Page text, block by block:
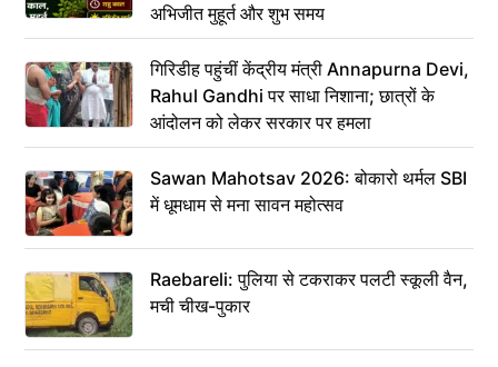
अभिजीत मुहूर्त और शुभ समय
गिरिडीह पहुंचीं केंद्रीय मंत्री Annapurna Devi,
Rahul Gandhi पर साधा निशाना; छात्रों के
आंदोलन को लेकर सरकार पर हमला
Sawan Mahotsav 2026: बोकारो थर्मल SBI
में धूमधाम से मना सावन महोत्सव
Raebareli: पुलिया से टकराकर पलटी स्कूली वैन,
मची चीख-पुकार